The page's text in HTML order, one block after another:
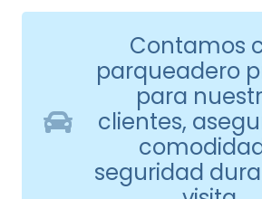
Contamos
parqueadero
para
clientes,
seguridad